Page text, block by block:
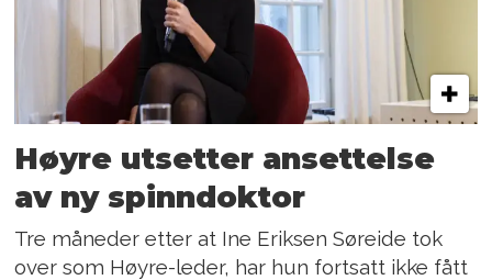
Høyre utsetter ansettelse
av ny spinndoktor
Tre måneder etter at Ine Eriksen Søreide tok
over som Høyre-leder, har hun fortsatt ikke fått